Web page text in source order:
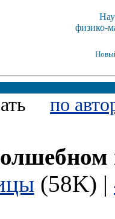
физико-
по
(58K) |